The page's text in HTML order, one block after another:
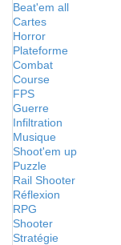
Beat'em all
Cartes
Horror
Plateforme
Combat
Course
FPS
Guerre
Infiltration
Musique
Shoot'em up
Puzzle
Rail Shooter
Réflexion
RPG
Shooter
Stratégie